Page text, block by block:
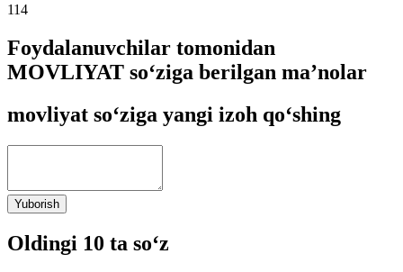
114
Foydalanuvchilar tomonidan
MOVLIYAT so‘ziga berilgan ma’nolar
movliyat so‘ziga yangi izoh qo‘shing
Yuborish
Oldingi 10 ta so‘z